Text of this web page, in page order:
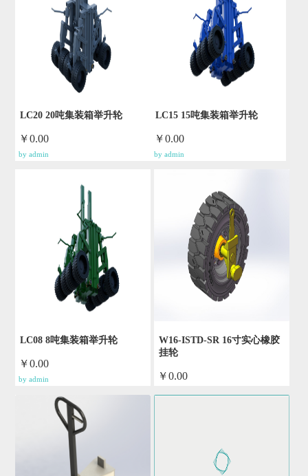
LC20 20吨集装箱举升轮
￥0.00
by admin
LC15 15吨集装箱举升轮
￥0.00
by admin
LC08 8吨集装箱举升轮
￥0.00
by admin
W16-ISTD-SR 16寸实心橡胶
挂轮
￥0.00